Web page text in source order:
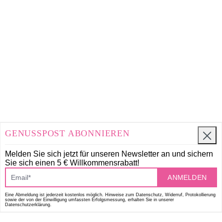
GENUSSPOST ABONNIEREN
Melden Sie sich jetzt für unseren Newsletter an und sichern
Sie sich einen 5 € Willkommensrabatt!
ANMELDEN
Eine Abmeldung ist jederzeit kostenlos möglich. Hinweise zum Datenschutz, Widerruf, Protokollierung
sowie der von der Einwilligung umfassten Erfolgsmessung, erhalten Sie in unserer
Datenschutzerklärung.